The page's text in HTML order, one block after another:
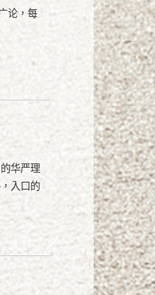
论，每
华严理
入口的